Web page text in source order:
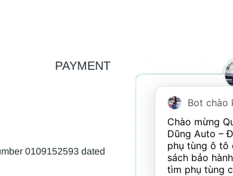
PAYMENT
0109152593 dated
Bot chào
Chào mừng
Dũng Auto –
phụ tùng ô tô
sách bảo
tìm phụ tùng